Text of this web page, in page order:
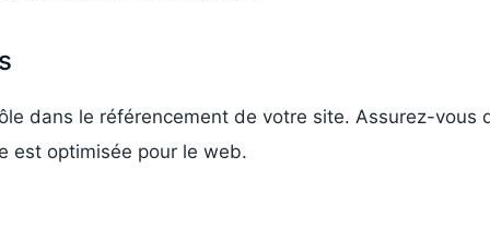
dans le référencement de votre site. Assurez-vous
est optimisée pour le web.